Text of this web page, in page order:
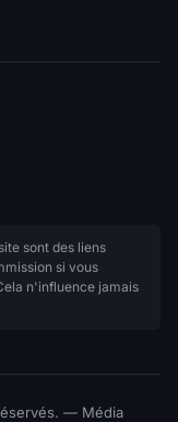
sont des liens
si vous
n'influence jamais
— Média